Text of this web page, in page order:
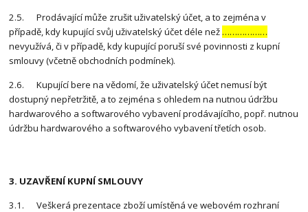
2.5. Prodávající může zrušit uživatelský účet, a to zejména v
případě, kdy kupující svůj uživatelský účet déle než ………………
nevyužívá, či v případě, kdy kupující poruší své povinnosti z kupní
smlouvy (včetně obchodních podmínek).
2.6. Kupující bere na vědomí, že uživatelský účet nemusí být
dostupný nepřetržitě, a to zejména s ohledem na nutnou údržbu
hardwarového a softwarového vybavení prodávajícího, popř. nutnou
údržbu hardwarového a softwarového vybavení třetích osob.
3. UZAVŘENÍ KUPNÍ SMLOUVY
3.1. Veškerá prezentace zboží umístěná ve webovém rozhraní